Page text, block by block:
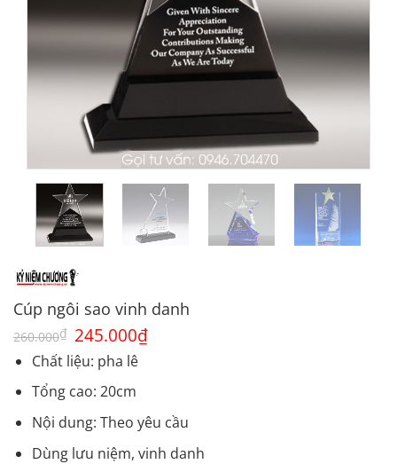
Cúp ngôi sao vinh danh
260.000₫ Giá
gốc
là:
260.000₫.
245.000₫Giá
Chất liệu: pha lê
Tổng cao: 20cm
Nội dung: Theo yêu cầu
Dùng lưu niệm, vinh danh